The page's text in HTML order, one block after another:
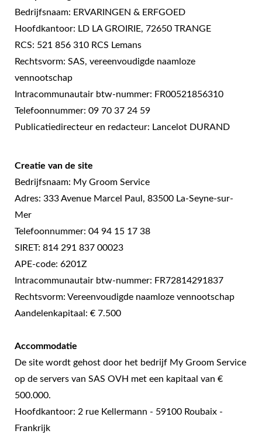
Bedrijfsnaam: ERVARINGEN & ERFGOED
Hoofdkantoor: LD LA GROIRIE, 72650 TRANGE
RCS: 521 856 310 RCS Lemans
Rechtsvorm: SAS, vereenvoudigde naamloze
vennootschap
Intracommunautair btw-nummer: FR00521856310
Telefoonnummer: 09 70 37 24 59
Publicatiedirecteur en redacteur: Lancelot DURAND
Creatie van de site
Bedrijfsnaam: My Groom Service
Adres: 333 Avenue Marcel Paul, 83500 La-Seyne-sur-
Mer
Telefoonnummer: 04 94 15 17 38
SIRET: 814 291 837 00023
APE-code: 6201Z
Intracommunautair btw-nummer: FR72814291837
Rechtsvorm: Vereenvoudigde naamloze vennootschap
Aandelenkapitaal: € 7.500
Accommodatie
De site wordt gehost door het bedrijf My Groom Service
op de servers van SAS OVH met een kapitaal van €
500.000.
Hoofdkantoor: 2 rue Kellermann - 59100 Roubaix -
Frankrijk